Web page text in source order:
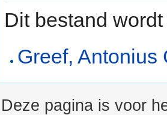
Dit bestand
Greef, Antonius
Deze pagina is voor